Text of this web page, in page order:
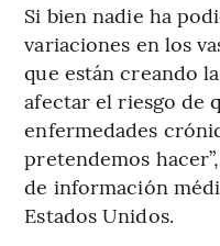
Si bien nadie ha
variaciones en los
que están creando
afectar el riesgo de
enfermedades
pretendemos
de información
Estados Unidos.